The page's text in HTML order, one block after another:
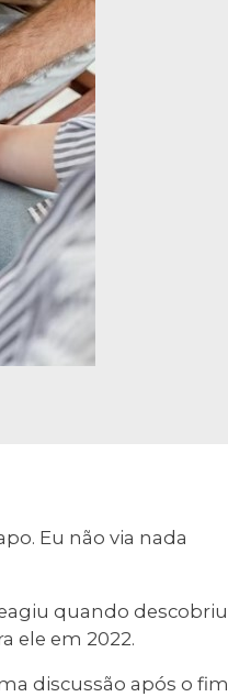
Eu não via nada
quando descobriu
ele em 2022.
discussão após o fim